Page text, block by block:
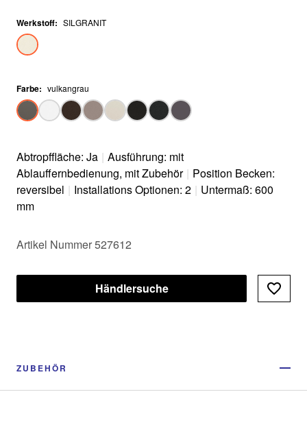
einbaubar
Werkstoff: SILGRANIT
Farbe: vulkangrau
Abtropffläche: Ja | Ausführung: mit
Ablauffernbedienung, mit Zubehör | Position Becken:
reversibel | Installations Optionen: 2 | Untermaß: 600
mm
Artikel Nummer 527612
Händlersuche
ZUBEHÖR